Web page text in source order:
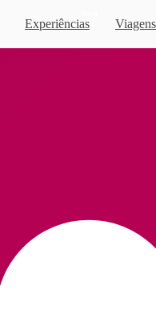
Experiências Viagens